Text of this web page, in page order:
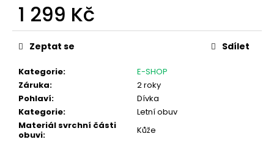
1 299 Kč
Měrná
cena:
Kategorie:
E-SHOP
Záruka:
2 roky
Pohlaví:
Dívka
Kategorie:
Letní obuv
Materiál svrchní části
obuvi: Kůže
Zeptat se Sdílet